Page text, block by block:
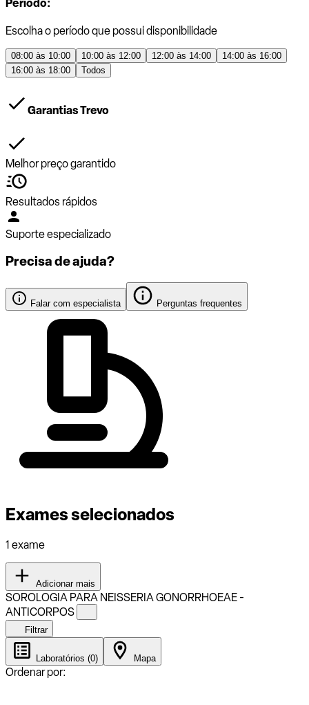
Período:
Escolha o período que possui disponibilidade
08:00 às 10:00 10:00 às 12:00 12:00 às 14:00
14:00 às 16:00
16:00 às 18:00
Todos
Garantias Trevo
Melhor preço garantido
Resultados rápidos
Suporte especializado
Precisa de ajuda?
Falar com especialista Perguntas frequentes
Exames selecionados
1 exame
Adicionar mais
SOROLOGIA PARA NEISSERIA GONORRHOEAE -
ANTICORPOS
Filtrar
Laboratórios (0) Mapa
Ordenar por: